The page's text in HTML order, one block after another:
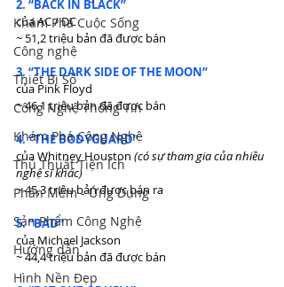
Khám Phá Cuộc Sống
Công nghệ
Thiết Bị Số
Công Nghệ Thông Tin
Khám Phá Công Nghệ
Thủ Thuật Tiện Ích
Phần Mềm - Ứng Dụng
Sản Phẩm Công Nghệ
Hướng dẫn
Hình Nền Đẹp
2. “BACK IN BLACK”
của AC / DC
~ 51,2 triệu bản đã được bán
3. “THE DARK SIDE OF THE MOON”
của Pink Floyd
~ 46,1 triệu bản đã được bán
4. “THE BODYGUARD”
của Whitney Houston (có sự tham gia của nhiều
nghệ sĩ khác)
~ 45,3 triệu bản được bán ra
5. “BAD”
của Michael Jackson
~ 44,4 triệu bản đã được bán